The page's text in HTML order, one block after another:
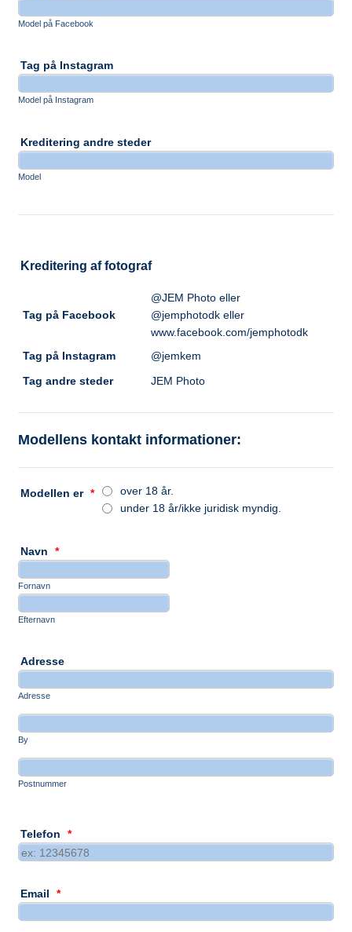
Model på Facebook
Tag på Instagram
Model på Instagram
Kreditering andre steder
Model
Kreditering af fotograf
Tag på Facebook
@JEM Photo eller
@jemphotodk eller
www.facebook.com/jemphotodk
Tag på Instagram
@jemkem
Tag andre steder
JEM Photo
Modellens kontakt informationer:
Modellen er *
over 18 år.
under 18 år/ikke juridisk myndig.
Navn *
Fornavn
Efternavn
Adresse
Adresse
By
Postnummer
Telefon *
Email *